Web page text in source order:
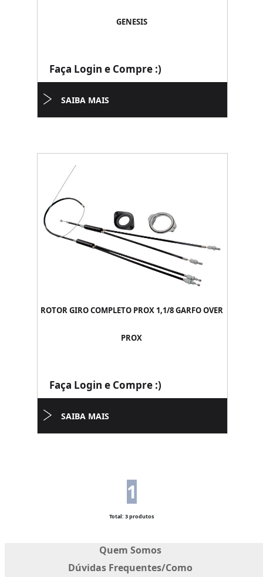
GENESIS
Faça Login e Compre :)
SAIBA MAIS
ROTOR GIRO COMPLETO PROX 1,1/8 GARFO OVER
PROX
Faça Login e Compre :)
SAIBA MAIS
1
Total: 3 produtos
Quem Somos
Dúvidas Frequentes/Como